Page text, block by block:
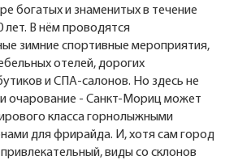
богатых и знаменитых в течение
лет. В нём проводятся
зимние спортивные мероприятия,
отелей, дорогих
и СПА-салонов. Но здесь не
и очарование - Санкт-Мориц может
класса горнолыжными
для фрирайда. И, хотя сам город
виды со склонов